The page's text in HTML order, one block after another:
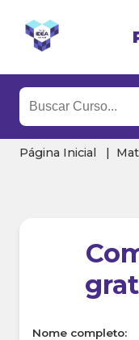
Página Inicial
Nome completo: